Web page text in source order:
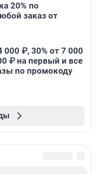
20% по
заказ от
000 ₽, 30% от 7 000
₽ на первый и все
по промокоду